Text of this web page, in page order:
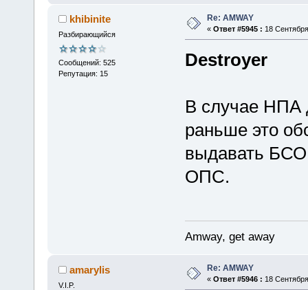
khibinite
Разбирающийся
Сообщений: 525
Репутация: 15
Re: AMWAY
« Ответ #5945 : 18
Destroyer
В случае НПА
раньше это
выдавать
ОПС.
Amway, get away
amarylis
V.I.P.
Re: AMWAY
« Ответ #5946 : 18